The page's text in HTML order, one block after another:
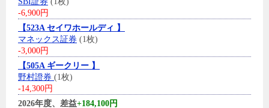
-6,900円
【523A セイワホールディ 】
マネックス証券 (1枚)
-3,000円
【505A ギークリー 】
野村證券 (1枚)
-14,300円
2026年度、差益+184,100円